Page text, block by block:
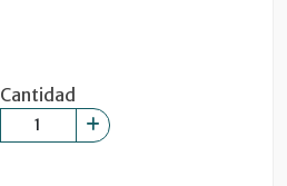
Cantidad